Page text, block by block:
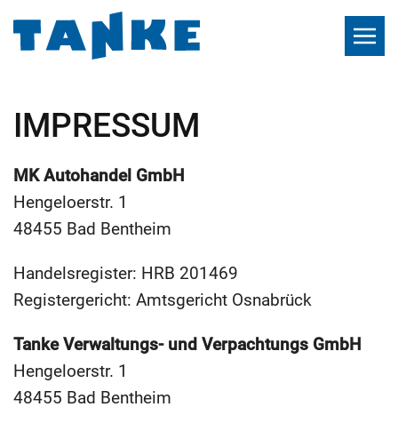
IMPRESSUM
MK Autohandel GmbH
Hengeloerstr. 1
48455 Bad Bentheim
Handelsregister: HRB 201469
Registergericht: Amtsgericht Osnabrück
Tanke Verwaltungs- und Verpachtungs GmbH
Hengeloerstr. 1
48455 Bad Bentheim